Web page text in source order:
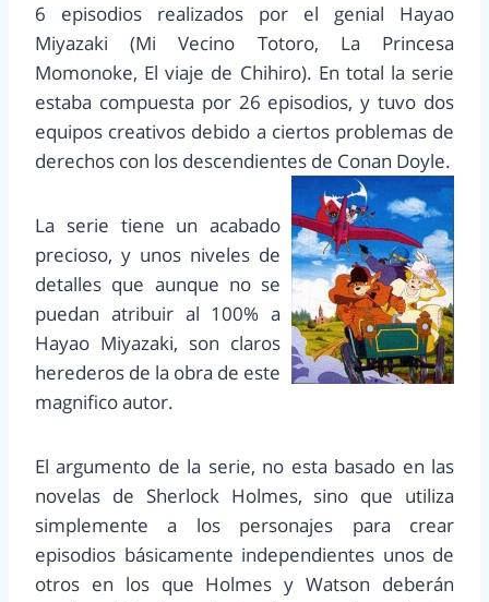
6 episodios realizados por el genial Hayao
Miyazaki (Mi Vecino Totoro, La Princesa
Momonoke, El viaje de Chihiro). En total la serie
estaba compuesta por 26 episodios, y tuvo dos
equipos creativos debido a ciertos problemas de
derechos con los descendientes de Conan Doyle.
La serie tiene un acabado
precioso, y unos niveles de
detalles que aunque no se
puedan atribuir al 100% a
Hayao Miyazaki, son claros
herederos de la obra de este
magnifico autor.
El argumento de la serie, no esta basado en las
novelas de Sherlock Holmes, sino que utiliza
simplemente a los personajes para crear
episodios básicamente independientes unos de
otros en los que Holmes y Watson deberán